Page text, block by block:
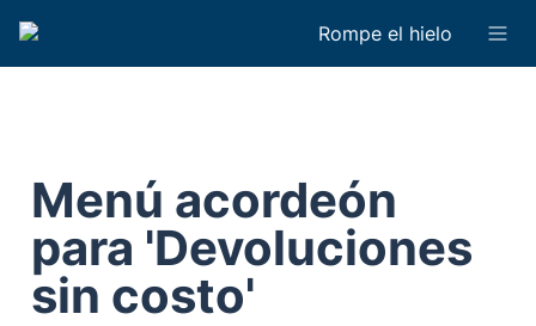
Rompe el hielo
Menú acordeón
para 'Devoluciones
sin costo'